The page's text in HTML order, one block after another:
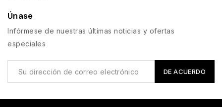
Únase
Infórmese de nuestras últimas noticias y ofertas
especiales